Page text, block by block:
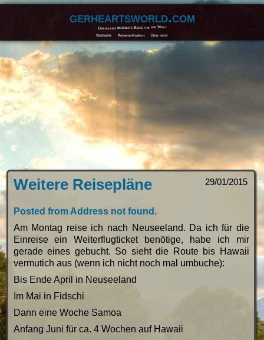
gerheartsworld.com
Gerhards beherzte Reise um die Welt
Startseite Reisemotivation Über mich
29/01/2015
Weitere Reisepläne
Posted from Address not found.
Am Montag reise ich nach Neuseeland. Da ich für die
Einreise ein Weiterflugticket benötige, habe ich mir
gerade eines gebucht. So sieht die Route bis Hawaii
vermutich aus (wenn ich nicht noch mal umbuche):
Bis Ende April in Neuseeland
Im Mai in Fidschi
Dann eine Woche Samoa
Anfang Juni für ca. 4 Wochen auf Hawaii